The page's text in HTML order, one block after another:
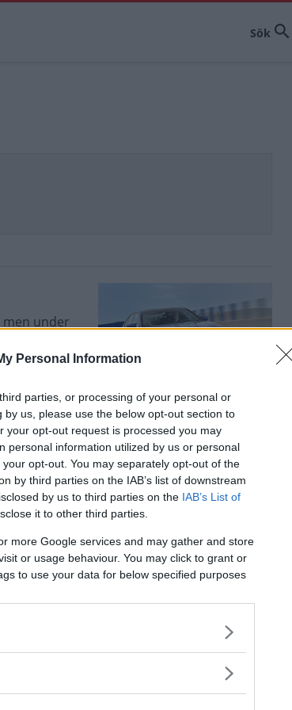
Personal Information
parties, or processing of your personal or
us, please use the below opt-out section to
your opt-out request is processed you may
personal information utilized by us or personal
opt-out. You may separately opt-out of the
by third parties on the IAB’s list of downstream
by us to third parties on the IAB’s List of
it to other third parties.
more Google services and may gather and store
or usage behaviour. You may click to grant or
to use your data for below specified purposes
men under
första
Så står sig nya Toyota RAV4